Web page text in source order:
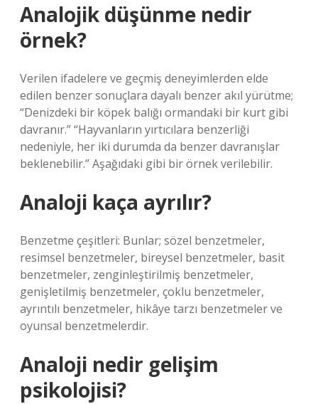
Analojik düşünme nedir
örnek?
Verilen ifadelere ve geçmiş deneyimlerden elde
edilen benzer sonuçlara dayalı benzer akıl yürütme;
“Denizdeki bir köpek balığı ormandaki bir kurt gibi
davranır.” “Hayvanların yırtıcılara benzerliği
nedeniyle, her iki durumda da benzer davranışlar
beklenebilir.” Aşağıdaki gibi bir örnek verilebilir.
Analoji kaça ayrılır?
Benzetme çeşitleri: Bunlar; sözel benzetmeler,
resimsel benzetmeler, bireysel benzetmeler, basit
benzetmeler, zenginleştirilmiş benzetmeler,
genişletilmiş benzetmeler, çoklu benzetmeler,
ayrıntılı benzetmeler, hikâye tarzı benzetmeler ve
oyunsal benzetmelerdir.
Analoji nedir gelişim
psikolojisi?